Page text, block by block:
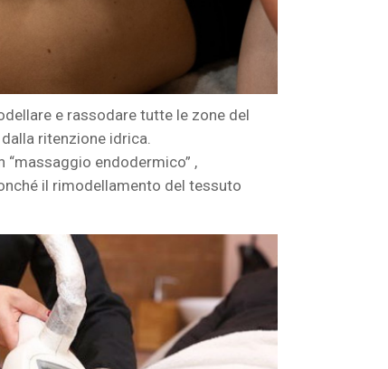
e rassodare tutte le zone del
ritenzione idrica.
endodermico” ,
il rimodellamento del tessuto